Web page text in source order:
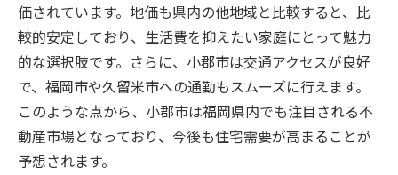
購入者のライフスタイルに合った物件提案
購入後の生活サポートと地域活性化への貢
献
小郡市での最適な不動産取引のためのヒント
不動産市場の最新動向を常にチェック
価格交渉のポイントとテクニック
価されています。地価も県内の他地域と比較すると、比
較的安定しており、生活費を抑えたい家庭にとって魅力
的な選択肢です。さらに、小郡市は交通アクセスが良好
で、福岡市や久留米市への通勤もスムーズに行えます。
このような点から、小郡市は福岡県内でも注目される不
動産市場となっており、今後も住宅需要が高まることが
予想されます。